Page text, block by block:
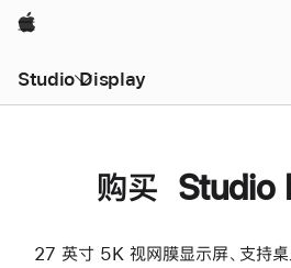
Apple
Studio Display
购买 Studio
27 英寸 5K 视网膜显示屏、支持